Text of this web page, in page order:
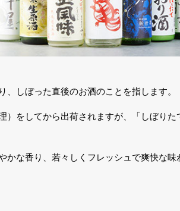
、しぼった直後のお酒のことを指します。
）をしてから出荷されますが、「しぼり
かな香り、若々しくフレッシュで爽快な味